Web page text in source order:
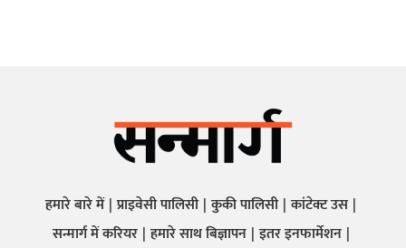
हमारे बारे में प्राइवेसी पालिसी कुकी पालिसी कांटेक्ट उस
सन्मार्ग में करियर हमारे साथ बिज्ञापन इतर इनफार्मेशन